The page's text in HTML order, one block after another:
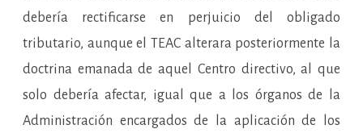
debería rectificarse en perjuicio del obligado
tributario, aunque el TEAC alterara posteriormente la
doctrina emanada de aquel Centro directivo, al que
solo debería afectar, igual que a los órganos de la
Administración encargados de la aplicación de los